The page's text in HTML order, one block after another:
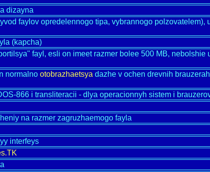
dizayna
faylov opredelennogo tipa, vybrannogo
(kapcha)
fayl, esli on imeet razmer bolee 500 MB,
normalno otobrazhaetsya dazhe v ochen drevnih
866 i transliteracii - dlya operacionnyh sistem i
na razmer zagruzhaemogo fayla
interfeys